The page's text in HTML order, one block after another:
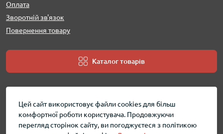
Оплата
Зворотній зв'язок
Повернення товару
Каталог товарів
Цей сайт використовує файли cookies для більш
комфортної роботи користувача. Продовжуючи
перегляд сторінок сайту, ви погоджуєтеся з політикою